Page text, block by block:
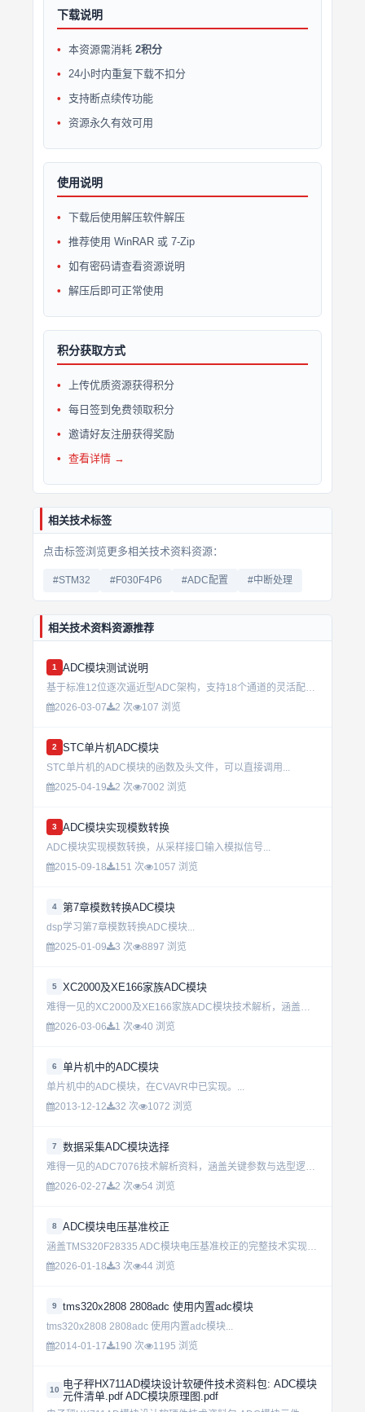
下载说明
本资源需消耗 2积分
24小时内重复下载不扣分
支持断点续传功能
资源永久有效可用
使用说明
下载后使用解压软件解压
推荐使用 WinRAR 或 7-Zip
如有密码请查看资源说明
解压后即可正常使用
积分获取方式
上传优质资源获得积分
每日签到免费领取积分
邀请好友注册获得奖励
查看详情 →
相关技术标签
点击标签浏览更多相关技术资料资源：
#STM32 #F030F4P6 #ADC配置 #中断处理
相关技术资料资源推荐
1 ADC模块测试说明
基于标准12位逐次逼近型ADC架构，支持18个通道的灵活配置，涵盖16个外部与2个内部信号源。支持单次、连续、扫描及间断模式，转换结果可选择左对齐或右对齐存储于16位寄存器中，适用于高精度数据采集场景...
2026-03-07
2 次 107 浏览
2 STC单片机ADC模块
STC单片机的ADC模块的函数及头文件，可以直接调用...
2025-04-19
2 次 7002 浏览
3 ADC模块实现模数转换
ADC模块实现模数转换，从采样接口输入模拟信号...
2015-09-18
151 次 1057 浏览
4 第7章模数转换ADC模块
dsp学习第7章模数转换ADC模块...
2025-01-09
3 次 8897 浏览
5 XC2000及XE166家族ADC模块
难得一见的XC2000及XE166家族ADC模块技术解析，涵盖核心特性与运行机制，为汽车电子控制提供关键参考，适合嵌入式开发与信号采集研究。...
2026-03-06
1 次 40 浏览
6 单片机中的ADC模块
单片机中的ADC模块，在CVAVR中已实现。...
2013-12-12
32 次 1072 浏览
7 数据采集ADC模块选择
难得一见的ADC7076技术解析资料，涵盖关键参数与选型逻辑，适合初学者快速掌握数据采集核心要点，提升设计效率。...
2026-02-27
2 次 54 浏览
8 ADC模块电压基准校正
涵盖TMS320F28335 ADC模块电压基准校正的完整技术实现，从校准原理到实际代码应用，深入解析ADC精度优化方法。...
2026-01-18
3 次 44 浏览
9 tms320x2808 2808adc 使用内置adc模块
tms320x2808 2808adc 使用内置adc模块...
2014-01-17
190 次 1195 浏览
10 电子秤HX711AD模块设计软硬件技术资料包: ADC模块
元件清单.pdf ADC模块原理图.pdf